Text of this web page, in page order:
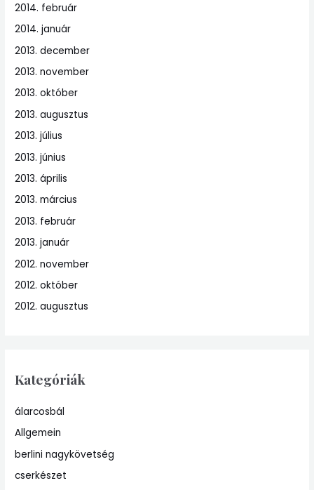
2014. február
2014. január
2013. december
2013. november
2013. október
2013. augusztus
2013. július
2013. június
2013. április
2013. március
2013. február
2013. január
2012. november
2012. október
2012. augusztus
Kategóriák
álarcosbál
Allgemein
berlini nagykövetség
cserkészet